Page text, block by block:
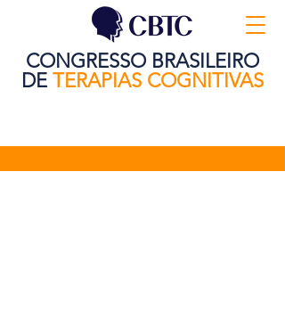
CONGRESSO BRASILEIRO
DE TERAPIAS COGNITIVAS